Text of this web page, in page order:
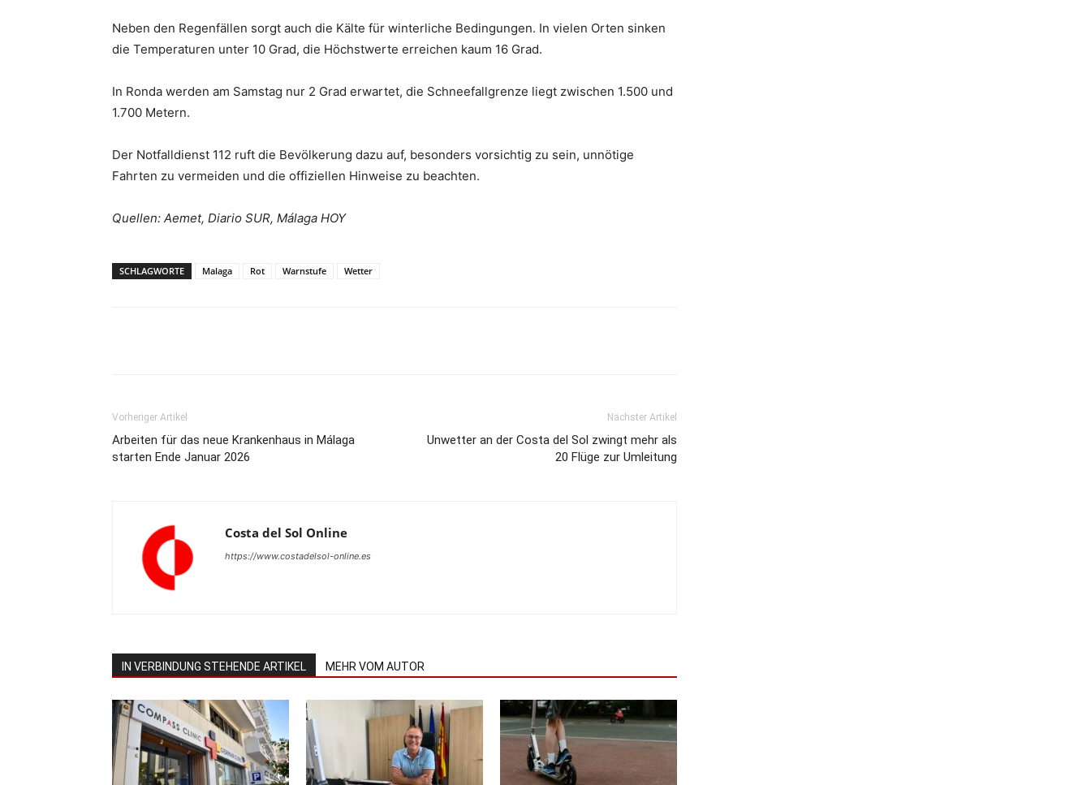
Neben den Regenfällen sorgt auch die Kälte für winterliche Bedingungen. In vielen Orten sinken
die Temperaturen unter 10 Grad, die Höchstwerte erreichen kaum 16 Grad.
In Ronda werden am Samstag nur 2 Grad erwartet, die Schneefallgrenze liegt zwischen 1.500 und
1.700 Metern.
Der Notfalldienst 112 ruft die Bevölkerung dazu auf, besonders vorsichtig zu sein, unnötige
Fahrten zu vermeiden und die offiziellen Hinweise zu beachten.
Quellen: Aemet, Diario SUR, Málaga HOY
SCHLAGWORTE Malaga Rot Warnstufe Wetter
Vorheriger Artikel
Arbeiten für das neue Krankenhaus in Málaga
starten Ende Januar 2026
Nächster Artikel
Unwetter an der Costa del Sol zwingt mehr als
20 Flüge zur Umleitung
Costa del Sol Online
https://www.costadelsol-online.es
IN VERBINDUNG STEHENDE ARTIKEL MEHR VOM AUTOR